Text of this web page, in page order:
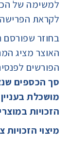
למשימה של
לקראת
בחוזר
האוצר מציג
הפורשים
סך הכספים
מושכלת
הזכויות
מיצוי הזכויות